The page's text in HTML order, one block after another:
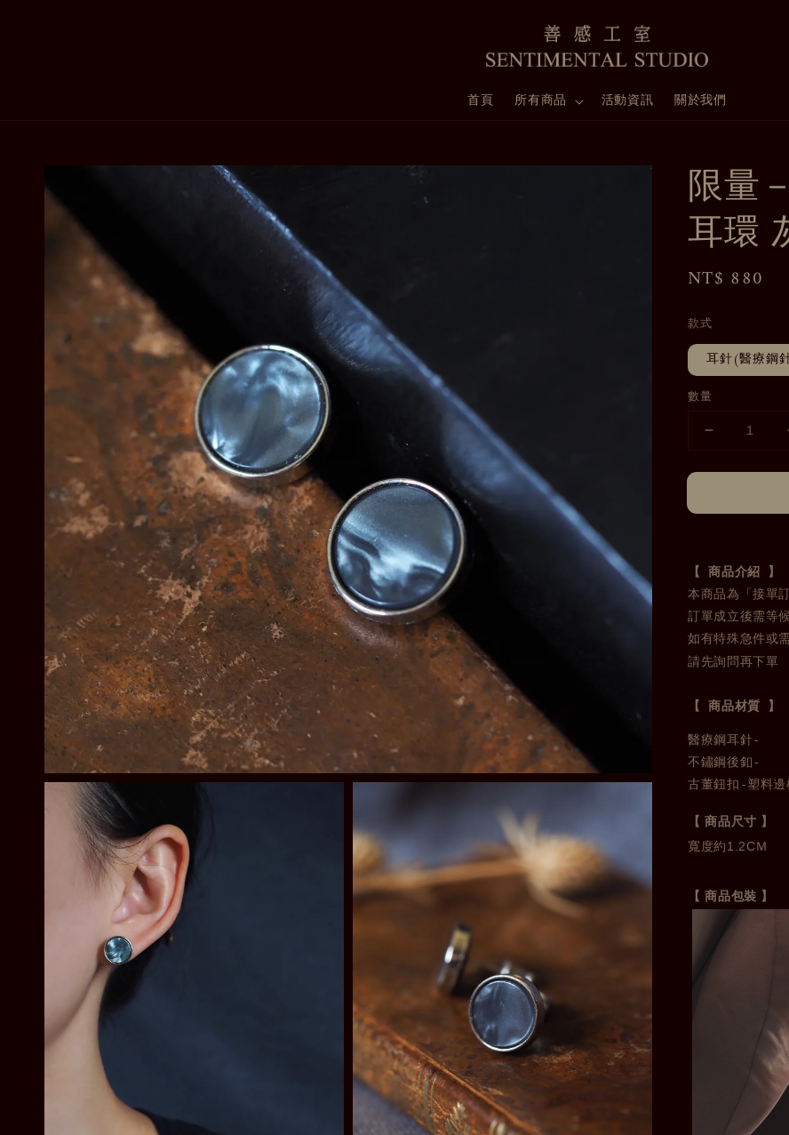
首頁 所有商品 活動資訊 關於我們
限量
耳環
Regular
NT$ 880
款式
耳針(醫療鋼
數量
本商品為「接單訂
訂單成立後需等
請先詢問再下單
【 商品材質 】
醫療鋼耳針-
不鏽鋼後釦-
古董鈕扣-塑料
【 商品尺寸 】
寬度約1.2CＭ
【 商品包裝 】